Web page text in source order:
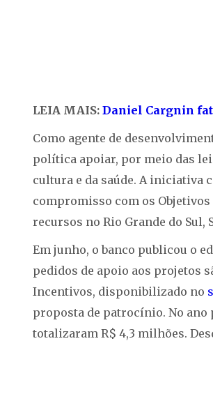
LEIA MAIS: Daniel Cargnin
Como agente de
política apoiar, por meio das
cultura e da saúde. A iniciativa
compromisso com os
recursos no Rio Grande do Sul,
Em junho, o banco publicou o
pedidos de apoio aos projetos
Incentivos, disponibilizado no
proposta de patrocínio. No ano
totalizaram R$ 4,3 milhões.